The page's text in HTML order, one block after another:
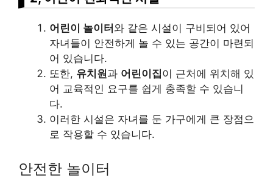
어린이 놀이터 와 같은 시설이 구비되어 있어
자녀들이 안전하게 놀 수 있는 공간이 마련되
어 있습니다.
또한, 유치원과 어린이집이 근처에 위치해 있
어 교육적인 요구를 쉽게 충족할 수 있습니
다.
이러한 시설은 자녀를 둔 가구에게 큰 장점으
로 작용할 수 있습니다.
안전한 놀이터